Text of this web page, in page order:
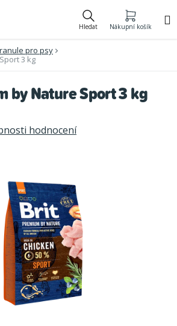
Hledat Nákupní košík
pro psy
3 kg
by Nature Sport 3 kg
hodnocení